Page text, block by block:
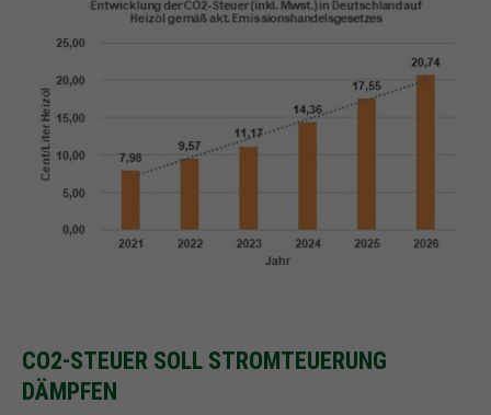
CO2-STEUER SOLL STROMTEUERUNG
DÄMPFEN